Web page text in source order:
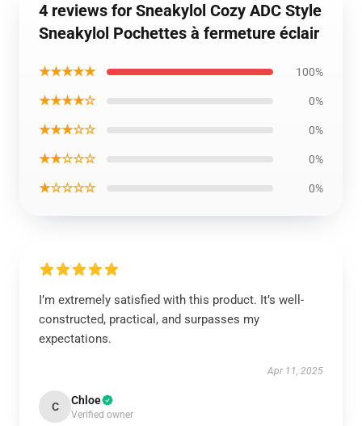
4 reviews for Sneakylol Cozy ADC Style
Sneakylol Pochettes à fermeture éclair
★★★★★ 100%
★★★★☆ 0%
★★★☆☆ 0%
★★☆☆☆ 0%
★☆☆☆☆ 0%
I’m extremely satisfied with this product. It’s well-
constructed, practical, and surpasses my
expectations.
Apr 11, 2025
C Chloe
Verified owner